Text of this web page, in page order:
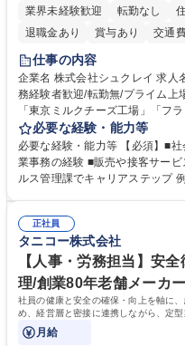
業界未経験歓迎
転勤なし
退職金あり
賞与あり 交通
仕事の内容
企業名 株式会社シュクレイ 求人名 【東京/お菓子メーカーの事務担当】事
務経験者歓迎/転勤無/プライム上場G 仕事の内容 「ザ・メープルマ
「東京ミルクチーズ工場」「フ
ー」「DROOLY」等のブランド
ブランド商品の事務業務をお任せいたします。 【
舗からの発注受付/PC入力業務 ■
録 ■日々の売上抽出・報告 ■提携
必要な経験・能力等
必要な経験・能力等 【必須】■
業事務の経験 ■販売や接客サービスの経験 【キャリアス
ルス管理課でキャリアステップ
や個別面談を通してご自身のキ
もバックアップしていきます。 学歴・資格 学歴：大学院 大学 高専 短大
専修学校 高校 語学力： 資格：
正社員
タニコー株式会社
【人事・労務担当】安
理/創業80年老舗メーカ
社員の健康と安全の確保・向上を軸に
め、経営層と密接に連携しながら、定
流工程から関与していただきます。
月給